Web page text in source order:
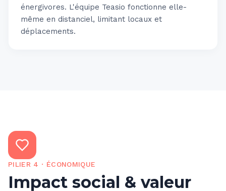
énergivores. L'équipe Teasio fonctionne elle-
même en distanciel, limitant locaux et
déplacements.
PILIER 4 · ÉCONOMIQUE
Impact social & valeur